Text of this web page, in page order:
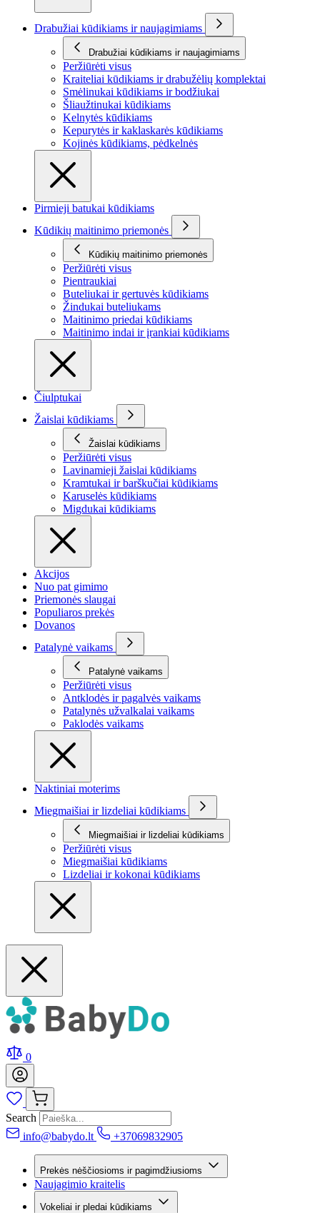
Drabužiai kūdikiams ir naujagimiams
Drabužiai kūdikiams ir naujagimiams
Peržiūrėti visus
Kraiteliai kūdikiams ir drabužėlių komplektai
Smėlinukai kūdikiams ir bodžiukai
Šliaužtinukai kūdikiams
Kelnytės kūdikiams
Kepurytės ir kaklaskarės kūdikiams
Kojinės kūdikiams, pėdkelnės
Pirmieji batukai kūdikiams
Kūdikių maitinimo priemonės
Kūdikių maitinimo priemonės
Peržiūrėti visus
Pientraukiai
Buteliukai ir gertuvės kūdikiams
Žindukai buteliukams
Maitinimo priedai kūdikiams
Maitinimo indai ir įrankiai kūdikiams
Čiulptukai
Žaislai kūdikiams
Žaislai kūdikiams
Peržiūrėti visus
Lavinamieji žaislai kūdikiams
Kramtukai ir barškučiai kūdikiams
Karuselės kūdikiams
Migdukai kūdikiams
Akcijos
Nuo pat gimimo
Priemonės slaugai
Populiaros prekės
Dovanos
Patalynė vaikams
Patalynė vaikams
Peržiūrėti visus
Antklodės ir pagalvės vaikams
Patalynės užvalkalai vaikams
Paklodės vaikams
Naktiniai moterims
Miegmaišiai ir lizdeliai kūdikiams
Miegmaišiai ir lizdeliai kūdikiams
Peržiūrėti visus
Miegmaišiai kūdikiams
Lizdeliai ir kokonai kūdikiams
0
Search
info@babydo.lt
+37069832905
Prekės nėščiosioms ir pagimdžiusioms
Naujagimio kraitelis
Vokeliai ir pledai kūdikiams